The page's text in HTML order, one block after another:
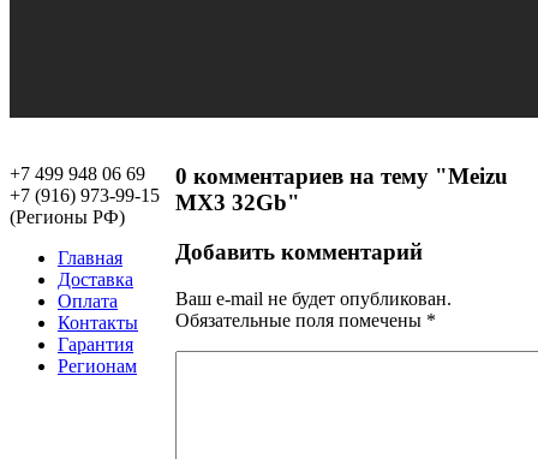
0 комментариев на тему "Meizu
MX3 32Gb"
Добавить комментарий
Ваш e-mail не будет опубликован.
Обязательные поля помечены *
+7 499 948 06 69
+7 (916) 973-99-15
(Регионы РФ)
Главная
Доставка
Оплата
Контакты
Гарантия
Регионам